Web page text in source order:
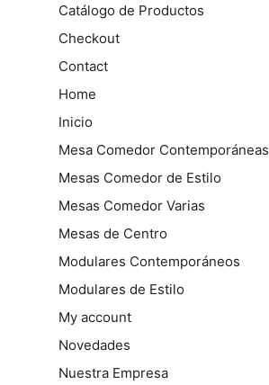
Catálogo de Productos
Checkout
Contact
Home
Inicio
Mesa Comedor Contemporáneas
Mesas Comedor de Estilo
Mesas Comedor Varias
Mesas de Centro
Modulares Contemporáneos
Modulares de Estilo
My account
Novedades
Nuestra Empresa